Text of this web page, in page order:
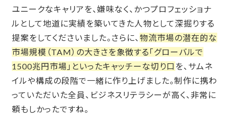
ユニークなキャリアを、嫌味なく、かつプロフェッショナ
ルとして地道に実績を築いてきた人物として深掘りする
提案をしてくださいました。さらに、 物流市場の潜在的な
市場規模（TAM）の大きさを象徴する「グローバルで
1500兆円市場」といったキャッチーな切り口 を、サムネ
イルや構成の段階で一緒に作り上げました。制作に携わ
っていただいた全員、ビジネスリテラシーが高く、非常に
頼もしかったですね。